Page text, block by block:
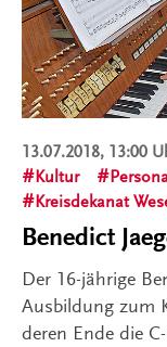
13.07.2018, 13:00
Kultur
Kreisdekanat
Benedict
Der 16-jährige
Ausbildung zum
deren Ende die